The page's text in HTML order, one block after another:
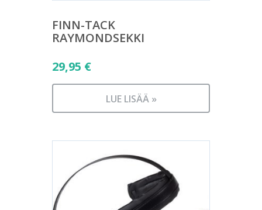
FINN-TACK
RAYMONDSEKKI
29,95 €
LUE LISÄÄ »